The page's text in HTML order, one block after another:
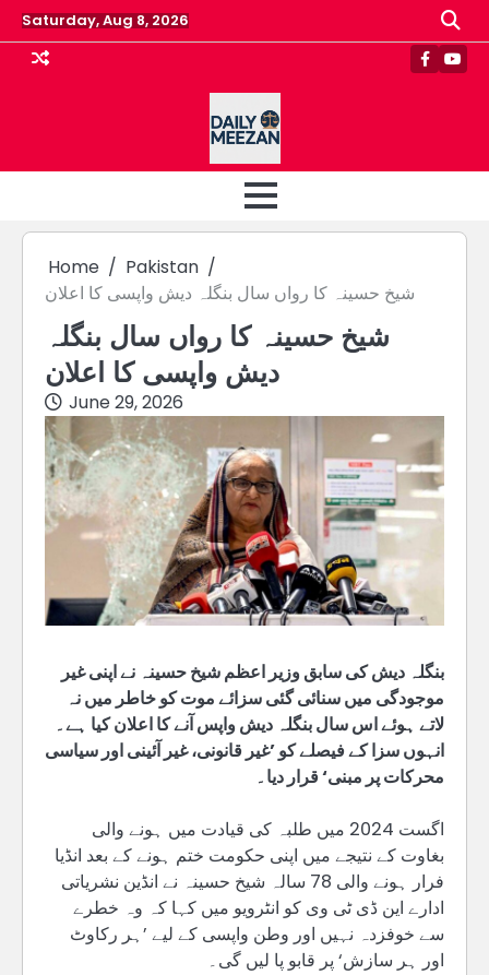
Skip
to
content
Saturday, Aug 8, 2026
Home
Pakistan
شیخ حسینہ کا رواں سال بنگلہ دیش واپسی کا اعلان
شیخ حسینہ کا رواں سال بنگلہ
دیش واپسی کا اعلان
June 29, 2026
بنگلہ دیش کی سابق وزیر اعظم شیخ حسینہ نے اپنی غیر
موجودگی میں سنائی گئی سزائے موت کو خاطر میں نہ
لاتے ہوئے اس سال بنگلہ دیش واپس آنے کا اعلان کیا ہے۔
انہوں سزا کے فیصلے کو ’غیر قانونی، غیر آئینی اور سیاسی
محرکات پر مبنی‘ قرار دیا۔
اگست 2024 میں طلبہ کی قیادت میں ہونے والی
بغاوت کے نتیجے میں اپنی حکومت ختم ہونے کے بعد انڈیا
فرار ہونے والی 78 سالہ شیخ حسینہ نے انڈین نشریاتی
ادارے این ڈی ٹی وی کو انٹرویو میں کہا کہ وہ خطرے
سے خوفزدہ نہیں اور وطن واپسی کے لیے ’ہر رکاوٹ
اور ہر سازش‘ پر قابو پا لیں گی۔